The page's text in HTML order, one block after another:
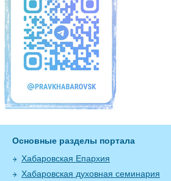
Основные разделы портала
Хабаровская Епархия
Хабаровская духовная семинария